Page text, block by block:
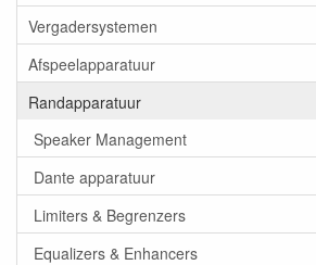
Vergadersystemen
Afspeelapparatuur
Randapparatuur
Speaker Management
Dante apparatuur
Limiters & Begrenzers
Equalizers & Enhancers